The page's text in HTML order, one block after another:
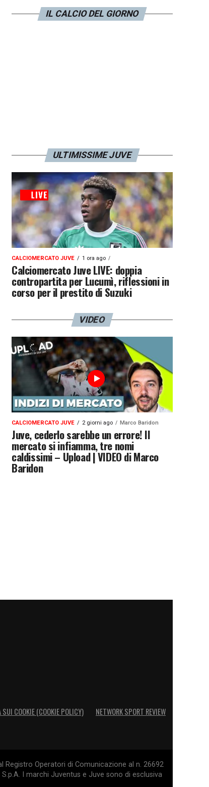
IL CALCIO DEL GIORNO
ULTIMISSIME JUVE
CALCIOMERCATO JUVE 1 ora ago
Calciomercato Juve LIVE: doppia
contropartita per Lucumì, riflessioni in
corso per il prestito di Suzuki
VIDEO
CALCIOMERCATO JUVE 2 giorni ago Marco Baridon
Juve, cederlo sarebbe un errore! Il
mercato si infiamma, tre nomi
caldissimi – Upload | VIDEO di Marco
Baridon
SUI COOKIE (COOKIE POLICY) NETWORK SPORT REVIEW
Operatori di Comunicazione al n. 26692
I marchi Juventus e Juve sono di esclusiva